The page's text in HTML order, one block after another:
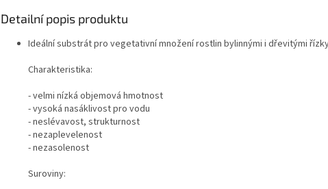
Detailní popis produktu
Ideální substrát pro vegetativní množení rostlin bylinnými i dřevitými
Charakteristika:
- velmi nízká objemová hmotnost
- vysoká nasáklivost pro vodu
- neslévavost, strukturnost
- nezaplevelenost
- nezasolenost
Suroviny: